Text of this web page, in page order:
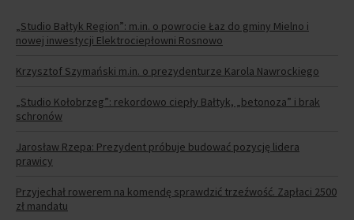
„Studio Bałtyk Region”: m.in. o powrocie Łaz do gminy Mielno i
nowej inwestycji Elektrociepłowni Rosnowo
Krzysztof Szymański m.in. o prezydenturze Karola Nawrockiego
„Studio Kołobrzeg”: rekordowo ciepły Bałtyk, „betonoza” i brak
schronów
Jarosław Rzepa: Prezydent próbuje budować pozycję lidera
prawicy
Przyjechał rowerem na komendę sprawdzić trzeźwość. Zapłaci 2500
zł mandatu